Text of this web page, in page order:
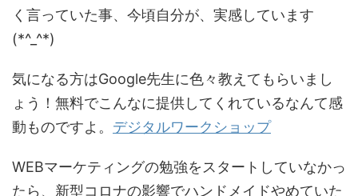
く言っていた事、今頃自分が、実感しています
(*^_^*)
気になる方はGoogle先生に色々教えてもらいまし
ょう！無料でこんなに提供してくれているなんて感
動ものですよ。 デジタルワークショップ
WEBマーケティングの勉強をスタートしていなかっ
たら、新型コロナの影響でハンドメイドやめていた